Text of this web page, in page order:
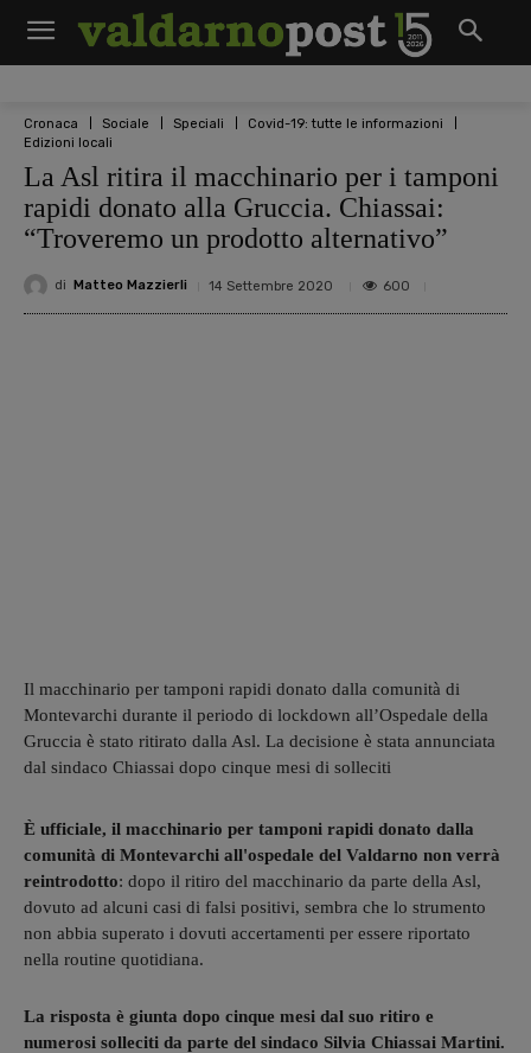
Cronaca Sociale Speciali
Covid-19: tutte le informazioni
Edizioni locali
La Asl ritira il macchinario per i tamponi
rapidi donato alla Gruccia. Chiassai:
“Troveremo un prodotto alternativo”
di Matteo Mazzierli 14 Settembre 2020 600
Il macchinario per tamponi rapidi donato dalla comunità di
Montevarchi durante il periodo di lockdown all’Ospedale della
Gruccia è stato ritirato dalla Asl. La decisione è stata annunciata
dal sindaco Chiassai dopo cinque mesi di solleciti
È ufficiale, il macchinario per tamponi rapidi donato dalla
comunità di Montevarchi all'ospedale del Valdarno non verrà
reintrodotto: dopo il ritiro del macchinario da parte della Asl,
dovuto ad alcuni casi di falsi positivi, sembra che lo strumento
non abbia superato i dovuti accertamenti per essere riportato
nella routine quotidiana.
La risposta è giunta dopo cinque mesi dal suo ritiro e
numerosi solleciti da parte del sindaco Silvia Chiassai Martini.